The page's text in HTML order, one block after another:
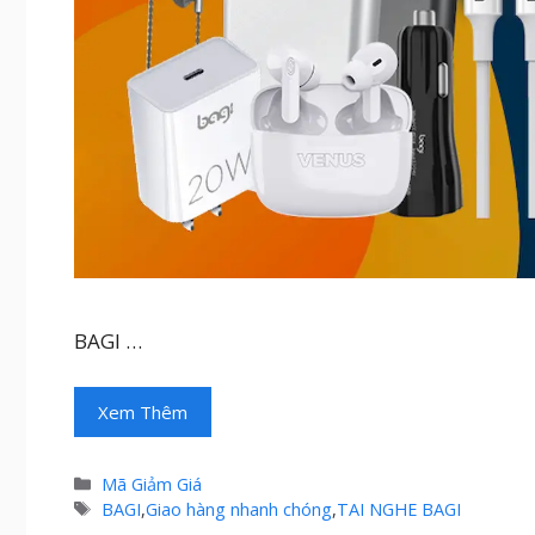
BAGI …
Xem Thêm
Danh
mục
Mã Giảm Giá
Thẻ
BAGI,Giao hàng nhanh chóng,TAI NGHE BAGI